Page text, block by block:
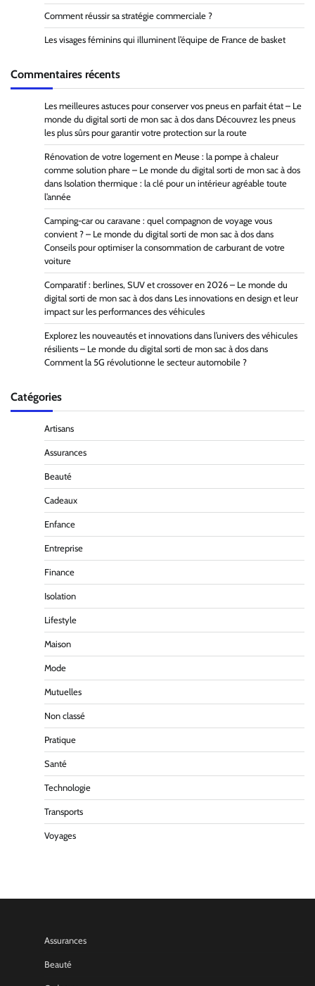
Comment réussir sa stratégie commerciale ?
Les visages féminins qui illuminent l’équipe de France de basket
Commentaires récents
Les meilleures astuces pour conserver vos pneus en parfait état – Le
monde du digital sorti de mon sac à dos dans Découvrez les pneus
les plus sûrs pour garantir votre protection sur la route
Rénovation de votre logement en Meuse : la pompe à chaleur
comme solution phare – Le monde du digital sorti de mon sac à dos
dans Isolation thermique : la clé pour un intérieur agréable toute
l’année
Camping-car ou caravane : quel compagnon de voyage vous
convient ? – Le monde du digital sorti de mon sac à dos dans
Conseils pour optimiser la consommation de carburant de votre
voiture
Comparatif : berlines, SUV et crossover en 2026 – Le monde du
digital sorti de mon sac à dos dans Les innovations en design et leur
impact sur les performances des véhicules
Explorez les nouveautés et innovations dans l’univers des véhicules
résilients – Le monde du digital sorti de mon sac à dos dans
Comment la 5G révolutionne le secteur automobile ?
Catégories
Artisans
Assurances
Beauté
Cadeaux
Enfance
Entreprise
Finance
Isolation
Lifestyle
Maison
Mode
Mutuelles
Non classé
Pratique
Santé
Technologie
Transports
Voyages
Assurances
Beauté